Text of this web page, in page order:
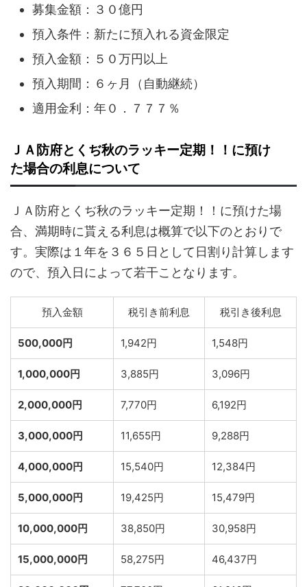
募集金額：３０億円
預入条件：新たに預入れる資金限定
預入金額：５０万円以上
預入期間：６ヶ月（自動継続）
適用金利：年０．７７７％
ＪＡ防府とくぢ秋のラッキー定期！！に預け
た場合の利息について
ＪＡ防府とくぢ秋のラッキー定期！！に預けた場
合、満期時に貰える利息は概算で以下のとおりで
す。実際は１年を３６５日として日割り計算します
ので、預入日によって若干ことなります。
預入金額 税引き前利息 税引き後利息
500,000円 1,942円 1,548円
1,000,000円 3,885円 3,096円
2,000,000円 7,770円 6,192円
3,000,000円 11,655円 9,288円
4,000,000円 15,540円 12,384円
5,000,000円 19,425円 15,479円
10,000,000円 38,850円 30,958円
15,000,000円 58,275円 46,437円